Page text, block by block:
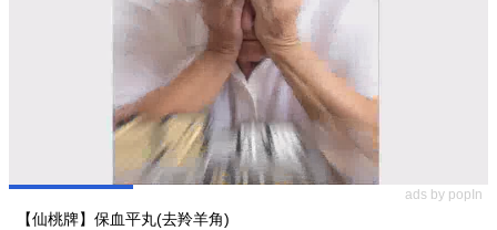
ads by popIn
【仙桃牌】保血平丸(去羚羊角)